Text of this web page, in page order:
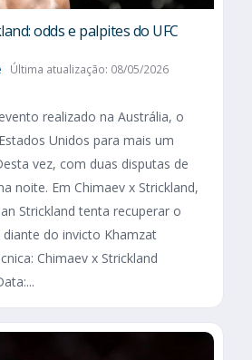
odds e palpites do UFC
Última atualização: 08/05/2026
realizado na Austrália, o
Unidos para mais um
vez, com duas disputas de
noite. Em Chimaev x Strickland,
Strickland tenta recuperar o
do invicto Khamzat
Chimaev x Strickland